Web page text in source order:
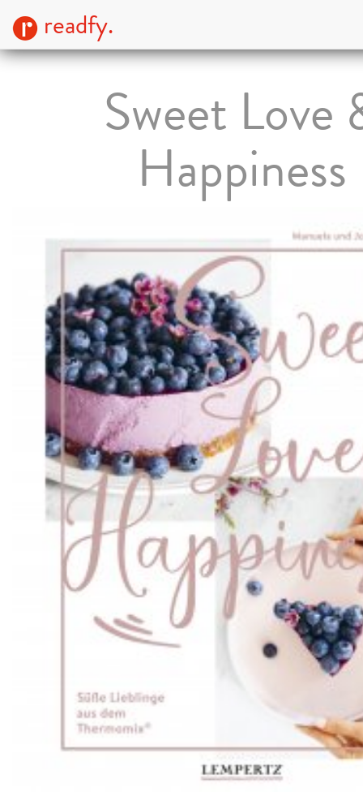
readfy.
Sweet Love
Happiness